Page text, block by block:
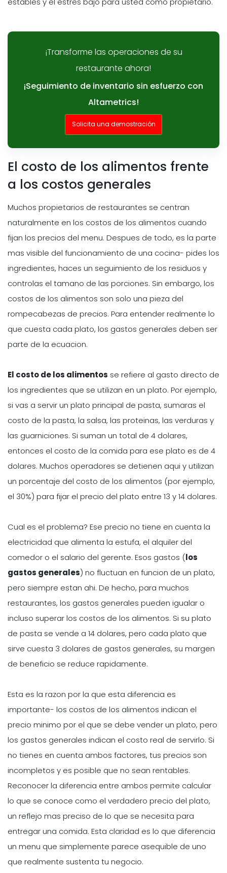
¡Transforme las operaciones de su
restaurante ahora!
¡Seguimiento de inventario sin esfuerzo con
Altametrics!
Solicita una demostración
El costo de los alimentos frente
a los costos generales
Muchos propietarios de restaurantes se centran
naturalmente en los costos de los alimentos cuando
fijan los precios del menu. Despues de todo, es la parte
mas visible del funcionamiento de una cocina- pides los
ingredientes, haces un seguimiento de los residuos y
controlas el tamano de las porciones. Sin embargo, los
costos de los alimentos son solo una pieza del
rompecabezas de precios. Para entender realmente lo
que cuesta cada plato, los gastos generales deben ser
parte de la ecuacion.
El costo de los alimentos se refiere al gasto directo de
los ingredientes que se utilizan en un plato. Por ejemplo,
si vas a servir un plato principal de pasta, sumaras el
costo de la pasta, la salsa, las proteinas, las verduras y
las guarniciones. Si suman un total de 4 dolares,
entonces el costo de la comida para ese plato es de 4
dolares. Muchos operadores se detienen aqui y utilizan
un porcentaje del costo de los alimentos (por ejemplo,
el 30%) para fijar el precio del plato entre 13 y 14 dolares.
Cual es el problema? Ese precio no tiene en cuenta la
electricidad que alimenta la estufa, el alquiler del
comedor o el salario del gerente. Esos gastos (los
gastos generales) no fluctuan en funcion de un plato,
pero siempre estan ahi. De hecho, para muchos
restaurantes, los gastos generales pueden igualar o
incluso superar los costos de los alimentos. Si su plato
de pasta se vende a 14 dolares, pero cada plato que
sirve cuesta 3 dolares de gastos generales, su margen
de beneficio se reduce rapidamente.
Esta es la razon por la que esta diferencia es
importante- los costos de los alimentos indican el
precio minimo por el que se debe vender un plato, pero
los gastos generales indican el costo real de servirlo. Si
no tienes en cuenta ambos factores, tus precios son
incompletos y es posible que no sean rentables.
Reconocer la diferencia entre ambos permite calcular
lo que se conoce como el verdadero precio del plato,
un reflejo mas preciso de lo que se necesita para
entregar una comida. Esta claridad es lo que diferencia
un menu que simplemente parece asequible de uno
que realmente sustenta tu negocio.